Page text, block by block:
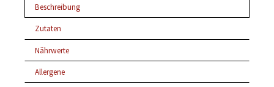
Beschreibung
Zutaten
Nährwerte
Allergene